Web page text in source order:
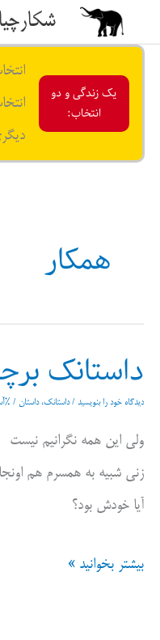
محتوا
یک زندگی و دو
انتخاب:
همکار
داستانک
دیدگاه‌ خود را بنویسید /داستانک، داستان /
ولی این همه نگرانیم نیست
زنی شبیه به همسرم هم
آیا خودش بود؟
داستانک
بیشتر بخوانید »